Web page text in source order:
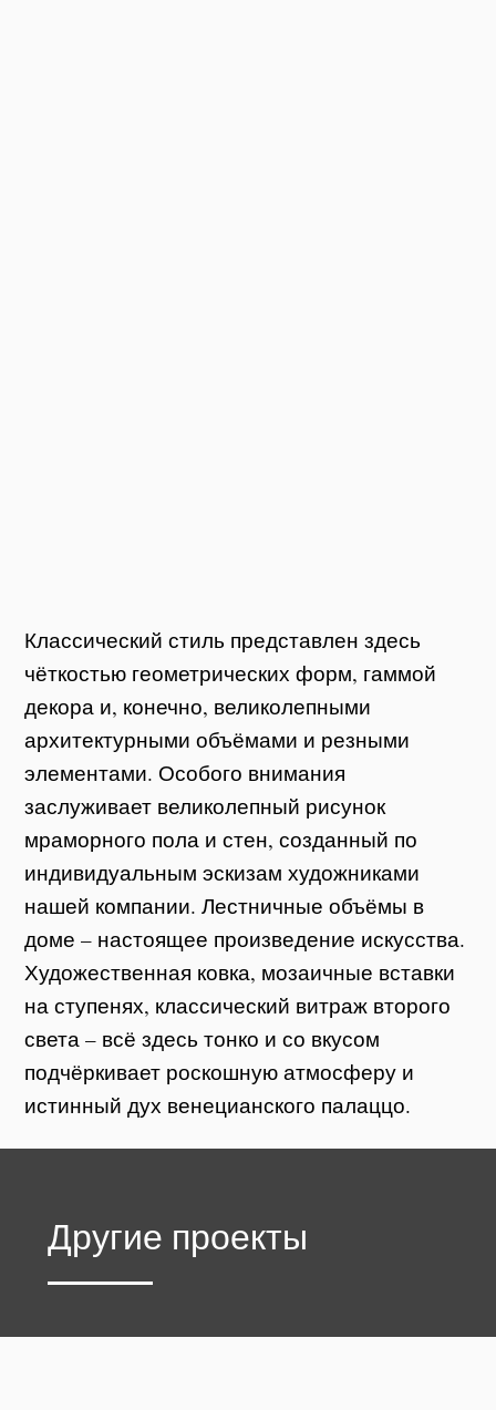
Классический стиль представлен здесь
чёткостью геометрических форм, гаммой
декора и, конечно, великолепными
архитектурными объёмами и резными
элементами. Особого внимания
заслуживает великолепный рисунок
мраморного пола и стен, созданный по
индивидуальным эскизам художниками
нашей компании. Лестничные объёмы в
доме – настоящее произведение искусства.
Художественная ковка, мозаичные вставки
на ступенях, классический витраж второго
света – всё здесь тонко и со вкусом
подчёркивает роскошную атмосферу и
истинный дух венецианского палаццо.
Другие проекты